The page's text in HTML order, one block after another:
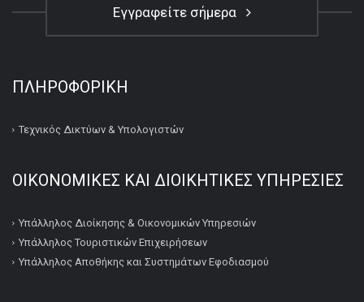
Εγγραφείτε σήμερα
ΠΛΗΡΟΦΟΡΙΚΉ
Τεχνικός Δικτύων & Υπολογιστών
ΟΙΚΟΝΟΜΙΚΕΣ ΚΑΙ ΔΙΟΙΚΗΤΙΚΕΣ ΥΠΗΡΕΣΙΕΣ
Υπάλληλος Διοίκησης & Οικονομικών Υπηρεσιών
Υπάλληλος Τουριστικών Επιχειρήσεων
Υπάλληλος Αποθήκης και Συστημάτων Εφοδιασμού